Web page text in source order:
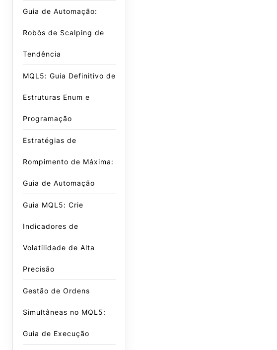
Guia de Automação:
Robôs de Scalping de
Tendência
MQL5: Guia Definitivo de
Estruturas Enum e
Programação
Estratégias de
Rompimento de Máxima:
Guia de Automação
Guia MQL5: Crie
Indicadores de
Volatilidade de Alta
Precisão
Gestão de Ordens
Simultâneas no MQL5:
Guia de Execução